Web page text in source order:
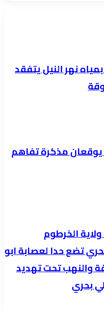
نهر النيل يتفقد
مذكرة تفاهم
ولاية الخرطوم
تضع حدا لعصابة ابو
والنهب تحت تهديد
بحري